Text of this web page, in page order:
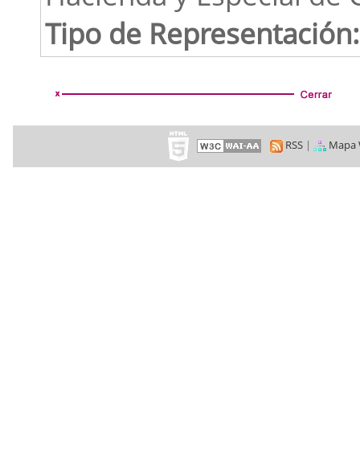
Tipo de Representación:
RSS| Mapa